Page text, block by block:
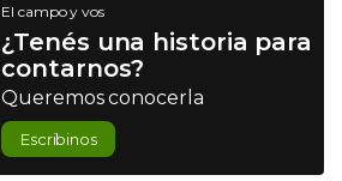
El campo y vos
¿Tenés una historia para
contarnos?
Queremos conocerla
Escribinos